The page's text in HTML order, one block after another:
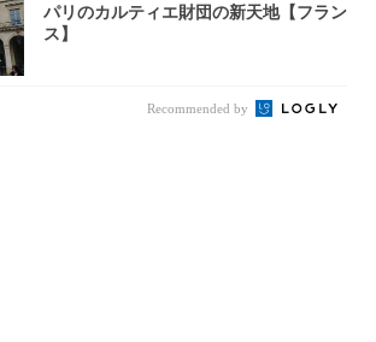
パリのカルティエ財団の新天地【フラン
ス】
Recommended by